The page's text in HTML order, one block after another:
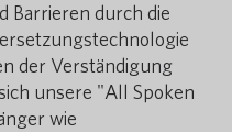
Barrieren durch die
der Verständigung
unsere "All Spoken
wie